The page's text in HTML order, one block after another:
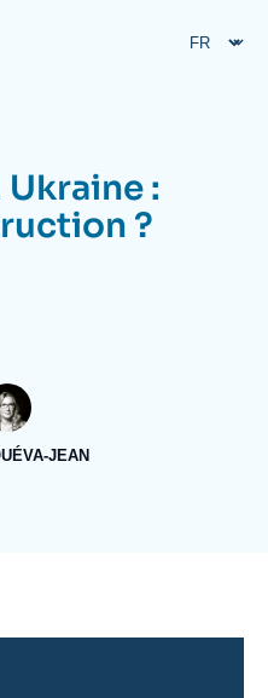
fréquentes
Orient
Ukraine :
?
JEAN